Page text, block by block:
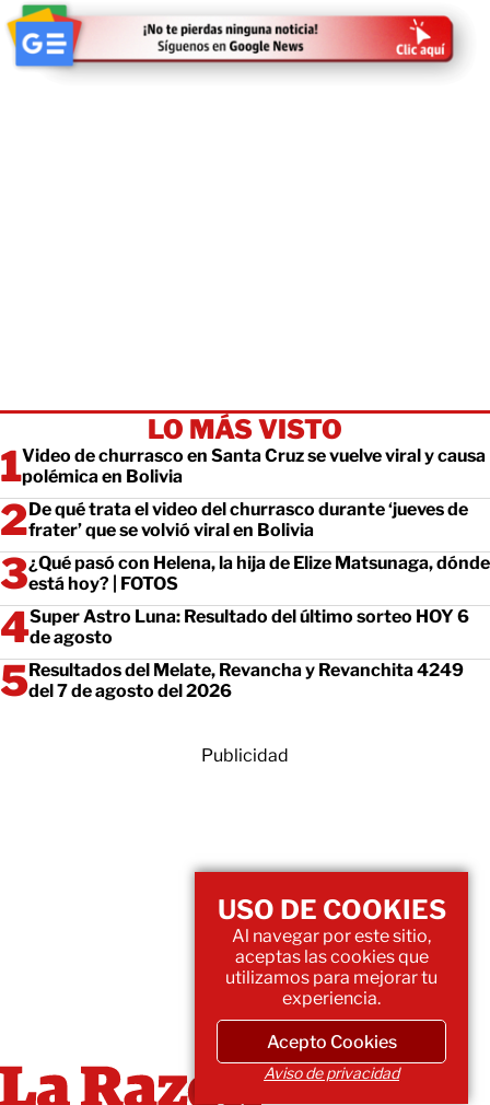
LO MÁS VISTO
Video de churrasco en Santa Cruz se vuelve viral y causa
polémica en Bolivia
De qué trata el video del churrasco durante ‘jueves de
frater’ que se volvió viral en Bolivia
¿Qué pasó con Helena, la hija de Elize Matsunaga, dónde
está hoy? | FOTOS
Super Astro Luna: Resultado del último sorteo HOY 6
de agosto
Resultados del Melate, Revancha y Revanchita 4249
del 7 de agosto del 2026
Publicidad
USO DE COOKIES
Al navegar por este sitio,
aceptas las cookies que
utilizamos para mejorar tu
experiencia.
Acepto Cookies
Aviso de privacidad